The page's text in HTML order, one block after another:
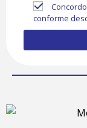
conforme